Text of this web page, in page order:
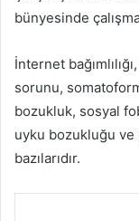
bünyesinde
İnternet
sorunu,
bozukluk, sosyal
uyku bozukluğu ve
bazılarıdır.